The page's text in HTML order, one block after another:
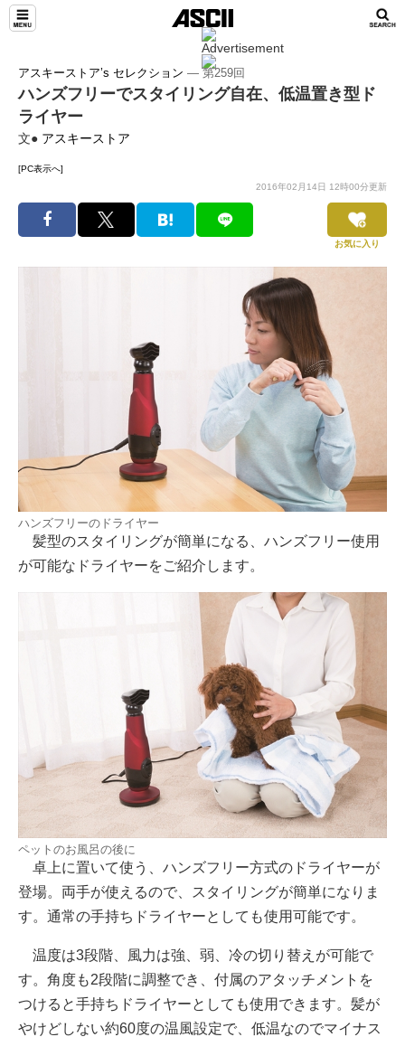
アスキーストア’s セレクション ― 第259回
ハンズフリーでスタイリング自在、低温置き型ド
ライヤー
文● アスキーストア
[PC表示へ]
2016年02月14日 12時00分更新
お気に入り
ハンズフリーのドライヤー
髪型のスタイリングが簡単になる、ハンズフリー使用
が可能なドライヤーをご紹介します。
ペットのお風呂の後に
卓上に置いて使う、ハンズフリー方式のドライヤーが
登場。両手が使えるので、スタイリングが簡単になりま
す。通常の手持ちドライヤーとしても使用可能です。
温度は3段階、風力は強、弱、冷の切り替えが可能で
す。角度も2段階に調整でき、付属のアタッチメントを
つけると手持ちドライヤーとしても使用できます。髪が
やけどしない約60度の温風設定で、低温なのでマイナス